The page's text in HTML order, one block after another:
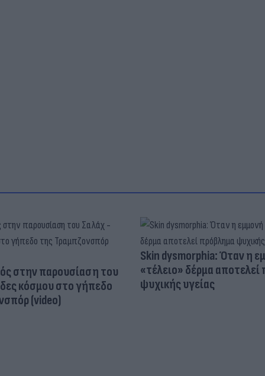
στην παρουσίαση του
κόσμου στο γήπεδο
(video)
Skin dysmorphia: Όταν η
«τέλειο» δέρμα
ψυχικής υγείας